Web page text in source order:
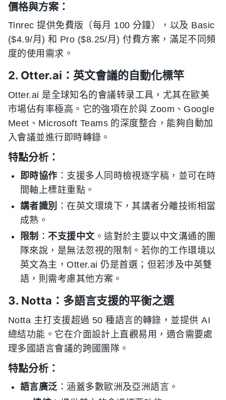
價格與方案：
Tinrec 提供免費版（每月 100 分鐘），以及 Basic
($4.9/月) 和 Pro ($8.25/月) 付費方案，滿足不同頻
度的使用需求。
2. Otter.ai：英文會議的自動化標竿
Otter.ai 是全球知名的會議转录工具，尤其在歐美
市場佔有率極高。它的強項在於與 Zoom、Google
Meet、Microsoft Teams 的深度整合，能夠自動加
入會議並進行即時轉錄。
特點分析：
即時協作 ：支援多人同時檢視逐字稿，並可在時
間軸上標註重點。
講者識別
：在英文環境下，其講者分離技術相當
成熟。
限制 ：不支援中文 。這對於主要以中文溝通的團
隊來說，是無法忽視的限制。若你的工作環境以
英文為主，Otter.ai 仍是首選；但若涉及中英雙
語，則需考慮其他方案。
3. Notta：多語言支援的平衡之選
Notta 主打支援超過 50 種語言的轉錄，並提供 AI
總結功能。它在介面設計上直觀易用，適合需要處
理多國語言會議的跨國團隊。
特點分析：
語言廣泛 ：涵蓋多數歐洲及亞洲語言。